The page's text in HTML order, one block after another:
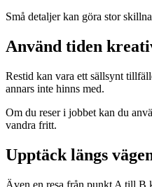
Små detaljer kan göra stor
Använd tiden
Restid kan vara ett sällsynt
annars inte hinns med.
Om du reser i jobbet kan du
vandra fritt.
Upptäck längs
Även en resa från punkt A till B